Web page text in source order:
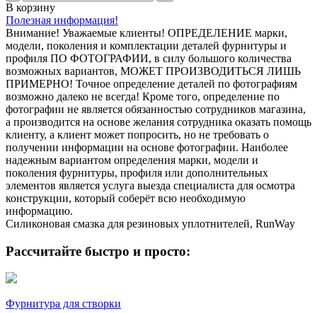
В корзину
Полезная информация!
Внимание! Уважаемые клиенты! ОПРЕДЕЛЕНИЕ марки,
модели, поколения и комплектации деталей фурнитуры и
профиля ПО ФОТОГРАФИИ, в силу большого количества
возможных вариантов, МОЖЕТ ПРОИЗВОДИТЬСЯ ЛИШЬ
ПРИМЕРНО! Точное определение деталей по фотографиям
возможно далеко не всегда! Кроме того, определение по
фотографии не является обязанностью сотрудников магазина,
а производится на основе желания сотрудника оказать помощь
клиенту, а клиент может попросить, но не требовать о
получении информации на основе фотографии. Наиболее
надежным вариантом определения марки, модели и
поколения фурнитуры, профиля или дополнительных
элементов является услуга выезда специалиста для осмотра
конструкции, который соберёт всю необходимую
информацию.
Силиконовая смазка для резиновых уплотнителей, RunWay
Рассчитайте быстро и просто:
Фурнитура для створки